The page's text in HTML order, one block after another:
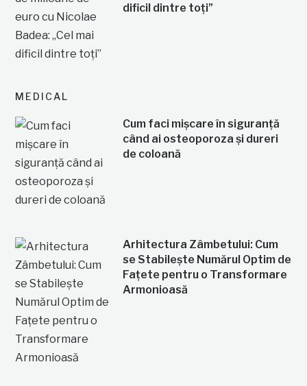
dificil dintre toți”
MEDICAL
Cum faci mișcare în siguranță
când ai osteoporoza și dureri
de coloană
Arhitectura Zâmbetului: Cum
se Stabilește Numărul Optim de
Fațete pentru o Transformare
Armonioasă